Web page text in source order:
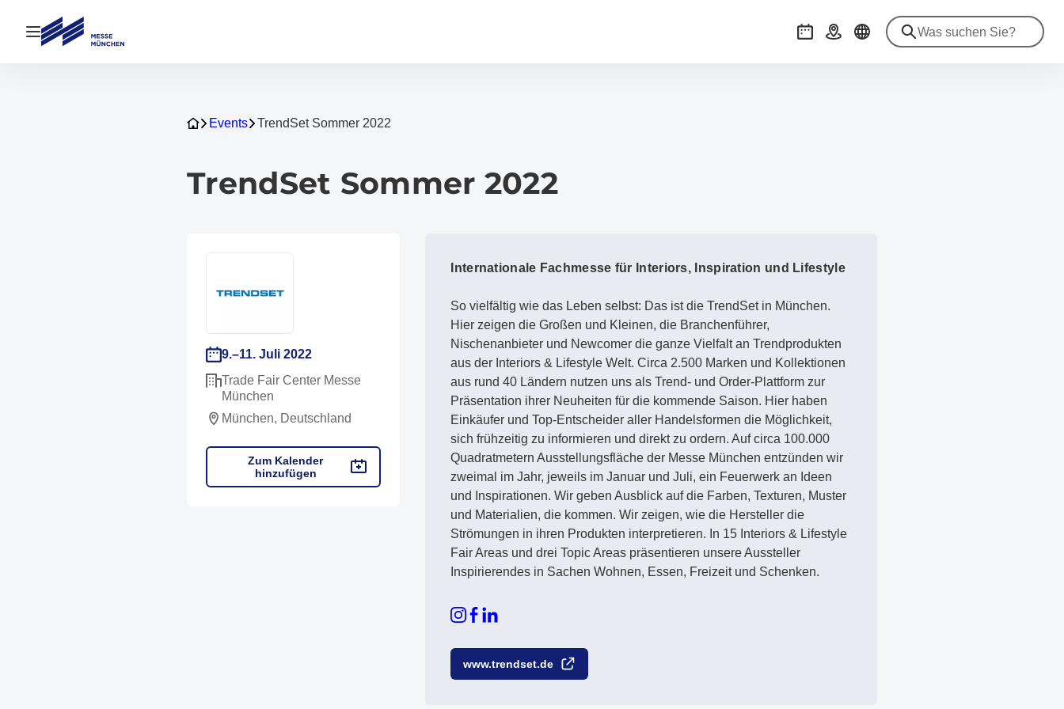
Navigation öffnen Veranstaltungen
Anreise
Events TrendSet Sommer 2022
TrendSet Sommer 2022
9.–11. Juli 2022
Trade Fair Center Messe
München
München, Deutschland
Zum Kalender
hinzufügen
Internationale Fachmesse für Interiors, Inspiration und Lifestyle
So vielfältig wie das Leben selbst: Das ist die TrendSet in München.
Hier zeigen die Großen und Kleinen, die Branchenführer,
Nischenanbieter und Newcomer die ganze Vielfalt an Trendprodukten
aus der Interiors & Lifestyle Welt. Circa 2.500 Marken und Kollektionen
aus rund 40 Ländern nutzen uns als Trend- und Order-Plattform zur
Präsentation ihrer Neuheiten für die kommende Saison. Hier haben
Einkäufer und Top-Entscheider aller Handelsformen die Möglichkeit,
sich frühzeitig zu informieren und direkt zu ordern. Auf circa 100.000
Quadratmetern Ausstellungsfläche der Messe München entzünden wir
zweimal im Jahr, jeweils im Januar und Juli, ein Feuerwerk an Ideen
und Inspirationen. Wir geben Ausblick auf die Farben, Texturen, Muster
und Materialien, die kommen. Wir zeigen, wie die Hersteller die
Strömungen in ihren Produkten interpretieren. In 15 Interiors & Lifestyle
Fair Areas und drei Topic Areas präsentieren unsere Aussteller
Inspirierendes in Sachen Wohnen, Essen, Freizeit und Schenken.
www.trendset.de